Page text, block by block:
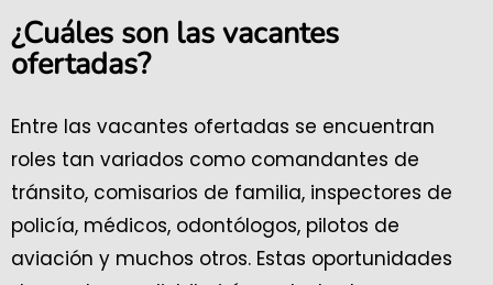
¿Cuáles son las vacantes
ofertadas?
Entre las vacantes ofertadas se encuentran
roles tan variados como comandantes de
tránsito, comisarios de familia, inspectores de
policía, médicos, odontólogos, pilotos de
aviación y muchos otros. Estas oportunidades